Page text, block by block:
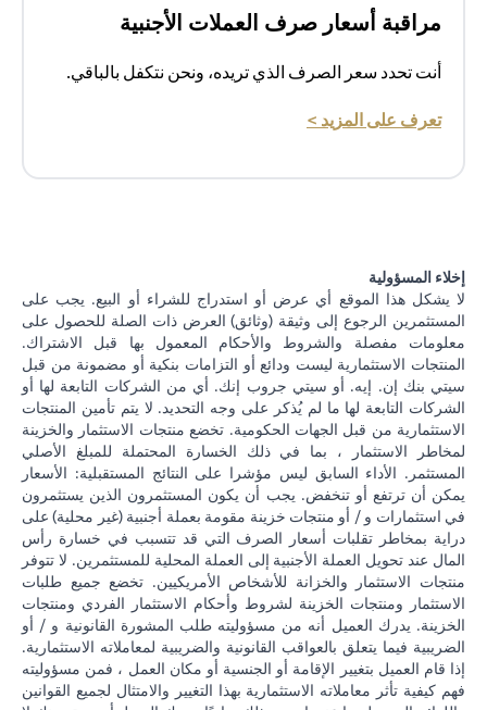
مراقبة أسعار صرف العملات الأجنبية
أنت تحدد سعر الصرف الذي تريده، ونحن نتكفل بالباقي.
تعرف على المزيد >
إخلاء المسؤولية
لا يشكل هذا الموقع أي عرض أو استدراج للشراء أو البيع. يجب على
المستثمرين الرجوع إلى وثيقة (وثائق) العرض ذات الصلة للحصول على
معلومات مفصلة والشروط والأحكام المعمول بها قبل الاشتراك.
المنتجات الاستثمارية ليست ودائع أو التزامات بنكية أو مضمونة من قبل
سيتي بنك إن. إيه. أو سيتي جروب إنك. أي من الشركات التابعة لها أو
الشركات التابعة لها ما لم يُذكر على وجه التحديد. لا يتم تأمين المنتجات
الاستثمارية من قبل الجهات الحكومية. تخضع منتجات الاستثمار والخزينة
لمخاطر الاستثمار ، بما في ذلك الخسارة المحتملة للمبلغ الأصلي
المستثمر. الأداء السابق ليس مؤشرا على النتائج المستقبلية: الأسعار
يمكن أن ترتفع أو تنخفض. يجب أن يكون المستثمرون الذين يستثمرون
في استثمارات و / أو منتجات خزينة مقومة بعملة أجنبية (غير محلية) على
دراية بمخاطر تقلبات أسعار الصرف التي قد تتسبب في خسارة رأس
المال عند تحويل العملة الأجنبية إلى العملة المحلية للمستثمرين. لا تتوفر
منتجات الاستثمار والخزانة للأشخاص الأمريكيين. تخضع جميع طلبات
الاستثمار ومنتجات الخزينة لشروط وأحكام الاستثمار الفردي ومنتجات
الخزينة. يدرك العميل أنه من مسؤوليته طلب المشورة القانونية و / أو
الضريبية فيما يتعلق بالعواقب القانونية والضريبية لمعاملاته الاستثمارية.
إذا قام العميل بتغيير الإقامة أو الجنسية أو مكان العمل ، فمن مسؤوليته
فهم كيفية تأثر معاملاته الاستثمارية بهذا التغيير والامتثال لجميع القوانين